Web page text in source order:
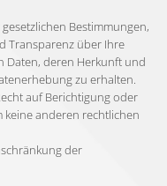
Bestimmungen,
Transparenz über Ihre
Daten, deren Herkunft und
zu erhalten.
auf Berichtigung oder
keine anderen rechtlichen
der